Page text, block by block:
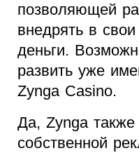
позволяющей
внедрять в
деньги.
развить уже
Zynga Casino.
Да, Zynga также
собственной